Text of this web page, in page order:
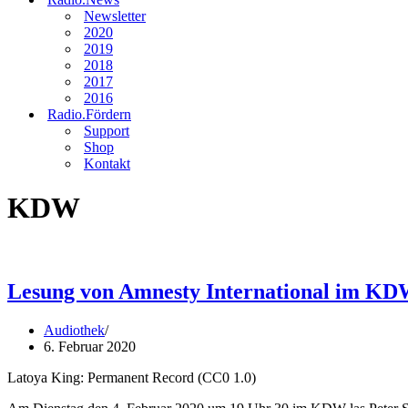
Newsletter
2020
2019
2018
2017
2016
Radio.Fördern
Support
Shop
Kontakt
KDW
Lesung von Amnesty International im
Audiothek
6. Februar 2020
Latoya King: Permanent Record (CC0 1.0)